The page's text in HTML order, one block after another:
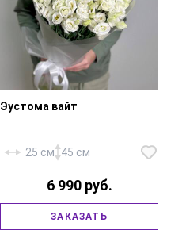
Эустома «Розита» — 9 шт.,
фирменная упаковка, атласная
Эустома вайт
25 см 45 см
6 990 руб.
ЗАКАЗАТЬ